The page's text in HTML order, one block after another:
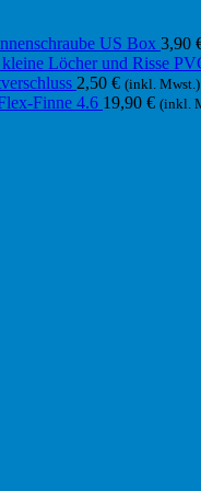
US Box 3,90
2,50 € (inkl. Mwst.)
Finne 4.6 19,90 € (inkl.